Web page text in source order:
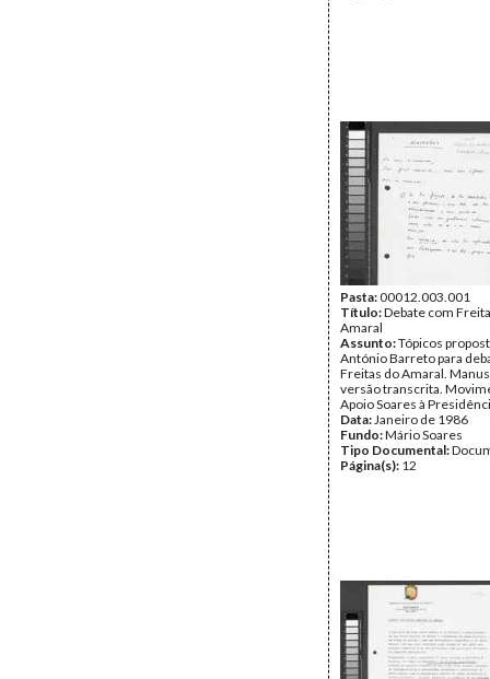
Pasta:00012.003.001
Título:Debate com
Amaral
Assunto:Tópicos
António Barreto para
Freitas do Amaral.
versão transcrita.
Apoio Soares à
Data:Janeiro de 1986
Fundo:Mário Soares
Tipo Documental:
Página(s): 12